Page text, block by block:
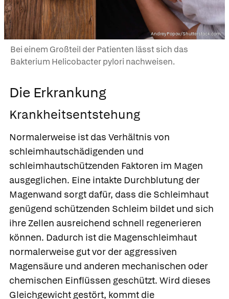
AndreyPopov/Shutterstock.com
Bei einem Großteil der Patienten lässt sich das
Bakterium Helicobacter pylori nachweisen.
Die Erkrankung
Krankheitsentstehung
Normalerweise ist das Verhältnis von
schleimhautschädigenden und
schleimhautschützenden Faktoren im Magen
ausgeglichen. Eine intakte Durchblutung der
Magenwand sorgt dafür, dass die Schleimhaut
genügend schützenden Schleim bildet und sich
ihre Zellen ausreichend schnell regenerieren
können. Dadurch ist die Magenschleimhaut
normalerweise gut vor der aggressiven
Magensäure und anderen mechanischen oder
chemischen Einflüssen geschützt. Wird dieses
Gleichgewicht gestört, kommt die